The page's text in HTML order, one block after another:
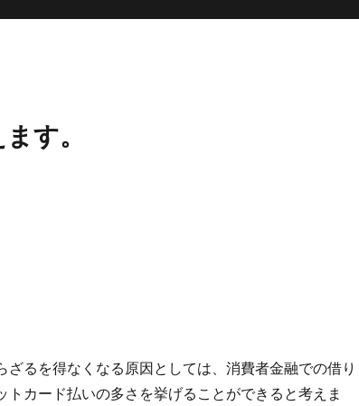
す。
ざるを得なくなる原因としては、消費者金融での借り
トカード払いの多さを挙げることができると考えま